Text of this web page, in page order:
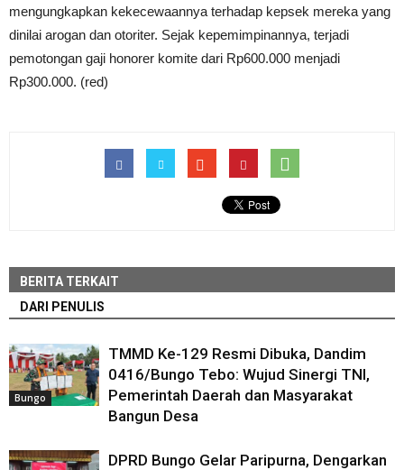
mengungkapkan kekecewaannya terhadap kepsek mereka yang
dinilai arogan dan otoriter. Sejak kepemimpinannya, terjadi
pemotongan gaji honorer komite dari Rp600.000 menjadi
Rp300.000. (red)
BERITA TERKAIT
DARI PENULIS
Bungo
TMMD Ke-129 Resmi Dibuka, Dandim
0416/Bungo Tebo: Wujud Sinergi TNI,
Pemerintah Daerah dan Masyarakat
Bangun Desa
DPRD Bungo Gelar Paripurna, Dengarkan